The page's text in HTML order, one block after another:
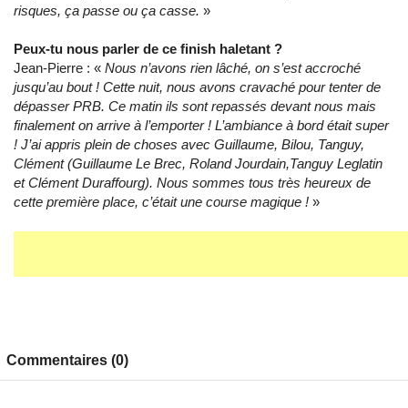
risques, ça passe ou ça casse. »
Peux-tu nous parler de ce finish haletant ?
Jean-Pierre : « Nous n’avons rien lâché, on s’est accroché
jusqu’au bout ! Cette nuit, nous avons cravaché pour tenter de
dépasser PRB. Ce matin ils sont repassés devant nous mais
finalement on arrive à l’emporter ! L’ambiance à bord était super
! J’ai appris plein de choses avec Guillaume, Bilou, Tanguy,
Clément (Guillaume Le Brec, Roland Jourdain,Tanguy Leglatin
et Clément Duraffourg). Nous sommes tous très heureux de
cette première place, c’était une course magique ! »
Commentaires (0)